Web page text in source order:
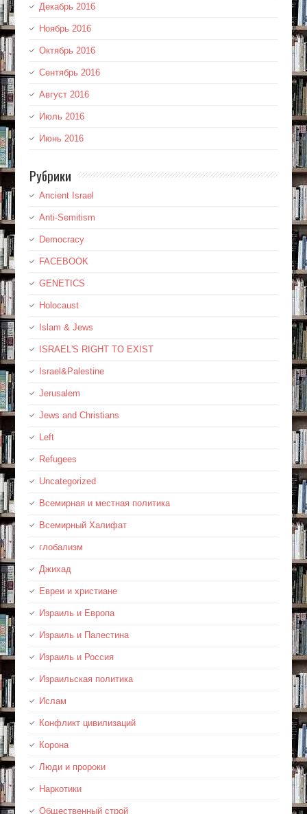
Декабрь 2016
Ноябрь 2016
Октябрь 2016
Сентябрь 2016
Август 2016
Июль 2016
Июнь 2016
Рубрики
Ancient Israel
Anti-Semitism
Democracy
FACEBOOK
GENETICS
Holocaust
Islam & Jews
ISRAEL'S RIGHT TO EXIST
Israel&Palestine
Jerusalem
Jews and Christians
Left
Refugees
Uncategorized
Всемирная и местная политика
Всемирный Халифат
глобализм
Джихад
Евреи и христиане
Израиль и Европа
Израиль и Палестина
Израиль и Россия
Израильская политика
Ислам
Конфликт цивилизаций
Корона
Люди и пророки
Наркотики
Общественный строй